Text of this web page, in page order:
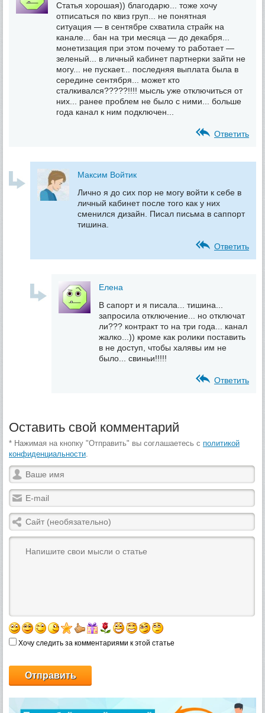
Статья хорошая)) благодарю... тоже хочу
отписаться по квиз груп... не понятная
ситуация — в сентябре схватила страйк на
канале... бан на три месяца — до декабря...
монетизация при этом почему то работает —
зеленый... в личный кабинет партнерки зайти не
могу... не пускает... последняя выплата была в
середине сентября... может кто
сталкивался?????!!!! мысль уже отключиться от
них... ранее проблем не было с ними... больше
года канал к ним подключен...
Ответить
Максим Войтик
Лично я до сих пор не могу войти к себе в
личный кабинет после того как у них
сменился дизайн. Писал письма в саппорт
тишина.
Ответить
Елена
В сапорт и я писала... тишина...
запросила отключение... но отключат
ли??? контракт то на три года... канал
жалко...)) кроме как ролики поставить
в не доступ, чтобы халявы им не
было... свиньи!!!!!
Ответить
Оставить свой комментарий
* Нажимая на кнопку "Отправить" вы соглашаетесь с политикой
конфиденциальности.
Хочу следить за комментариями к этой статье